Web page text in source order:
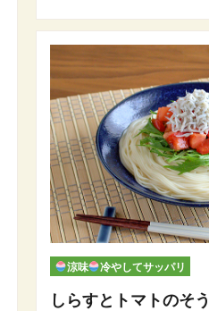
涼味 冷やしてサッパリ
しらすとトマトのそ